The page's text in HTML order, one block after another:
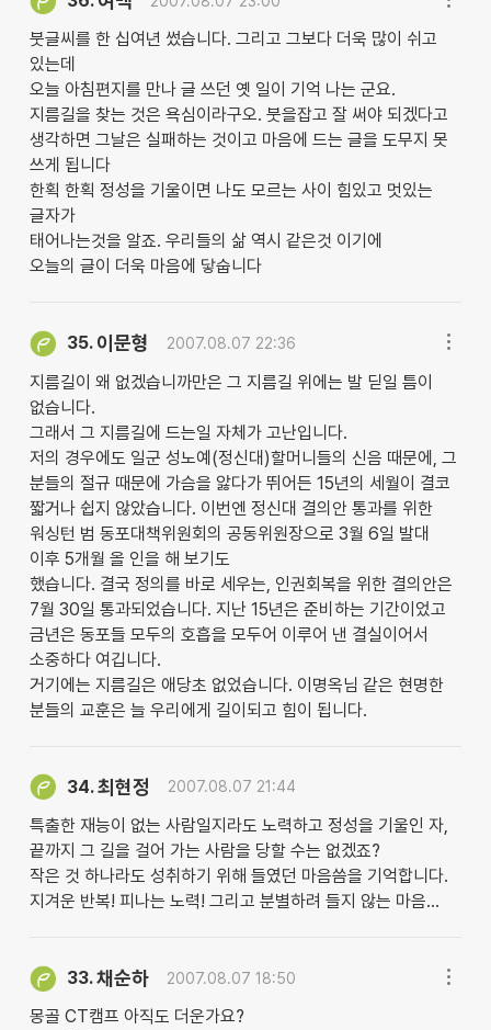
붓글씨를 한 십여년 썼습니다. 그리고 그보다 더욱 많이 쉬고
있는데
오늘 아침편지를 만나 글 쓰던 옛 일이 기억 나는 군요.
지름길을 찾는 것은 욕심이라구오. 붓을잡고 잘 써야 되겠다고
생각하면 그날은 실패하는 것이고 마음에 드는 글을 도무지 못
쓰게 됩니다
한획 한획 정성을 기울이면 나도 모르는 사이 힘있고 멋있는
글자가
태어나는것을 알죠. 우리들의 삶 역시 같은것 이기에
오늘의 글이 더욱 마음에 닿숩니다
35. 이문형 2007.08.07 22:36
지름길이 왜 없겠습니까만은 그 지름길 위에는 발 딛일 틈이
없습니다.
그래서 그 지름길에 드는일 자체가 고난입니다.
저의 경우에도 일군 성노예(정신대)할머니들의 신음 때문에, 그
분들의 절규 때문에 가슴을 앓다가 뛰어든 15년의 세월이 결코
짧거나 쉽지 않았습니다. 이번엔 정신대 결의안 통과를 위한
워싱턴 범 동포대책위원회의 공동위원장으로 3월 6일 발대
이후 5개월 올 인을 해 보기도
했습니다. 결국 정의를 바로 세우는, 인권회복을 위한 결의안은
7월 30일 통과되었습니다. 지난 15년은 준비하는 기간이었고
금년은 동포들 모두의 호흡을 모두어 이루어 낸 결실이어서
소중하다 여깁니다.
거기에는 지름길은 애당초 없었습니다. 이명옥님 같은 현명한
분들의 교훈은 늘 우리에게 길이되고 힘이 됩니다.
34.최현정 2007.08.07 21:44
특출한 재능이 없는 사람일지라도 노력하고 정성을 기울인 자,
끝까지 그 길을 걸어 가는 사람을 당할 수는 없겠죠?
작은 것 하나라도 성취하기 위해 들였던 마음씀을 기억합니다.
지겨운 반복! 피나는 노력! 그리고 분별하려 들지 않는 마음...
33.채순하 2007.08.07 18:50
몽골 CT캠프 아직도 더운가요?